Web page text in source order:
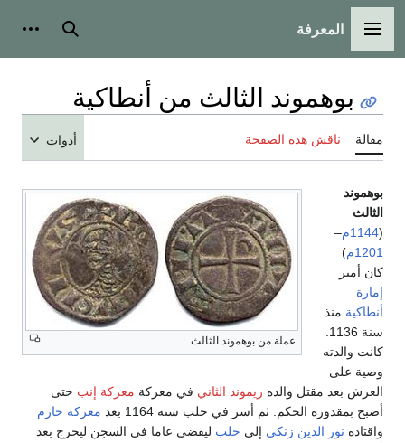
القائمة الرئيسية
المعرفة بحث
بوهموند الثالث من أنطاكية
مقالة ناقش هذه الصفحة أدوات
عملة من بوهموند الثالث.
بوهموند
الثالث
(1144م
–
1201م
)
كان أمير
إمارة
أنطاكية منذ
كانت والدته
وصية على
العرش بعد مقتل والده ريموند الثاني في معركة معركة إنب حتى
أصبح بمقدوره الحكم. ثم أسر في حلب سنة 1164 بعد
معركة حارم
واقتاده نور الدين زنكي إلى حلب ليقضي عاما في السجن ليخرج بعد